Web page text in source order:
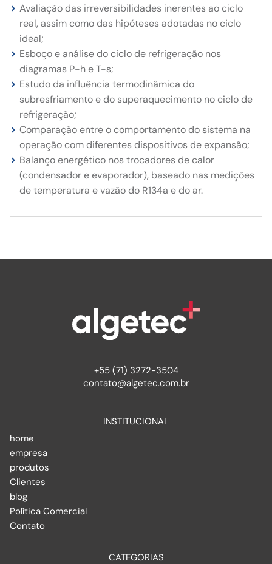
Avaliação das irreversibilidades inerentes ao ciclo
real, assim como das hipóteses adotadas no ciclo
ideal;
Esboço e análise do ciclo de refrigeração nos
diagramas P-h e T-s;
Estudo da influência termodinâmica do
subresfriamento e do superaquecimento no ciclo de
refrigeração;
Comparação entre o comportamento do sistema na
operação com diferentes dispositivos de expansão;
Balanço energético nos trocadores de calor
(condensador e evaporador), baseado nas medições
de temperatura e vazão do R134a e do ar.
+55 (71) 3272-3504
contato@algetec.com.br
INSTITUCIONAL
home
empresa
produtos
Clientes
blog
Política Comercial
Contato
CATEGORIAS